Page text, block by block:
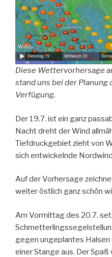
Diese Wettervorhersage
stand uns bei der Planung
Verfügung.
Der 19.7. ist ein ganz
Nacht dreht der Wind
Tiefdruckgebiet zieht von
sich entwickelnde
Auf der Vorhersage
weiter östlich ganz schön
Am Vormittag des 20.7.
gegen ungeplantes Halsen
einer Stange aus. Der Spaß